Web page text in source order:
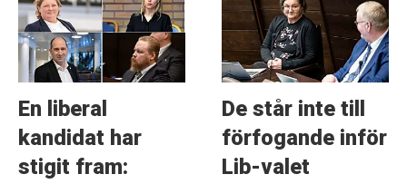
En liberal
kandidat har
stigit fram:
De står inte till
förfogande inför
Lib-valet